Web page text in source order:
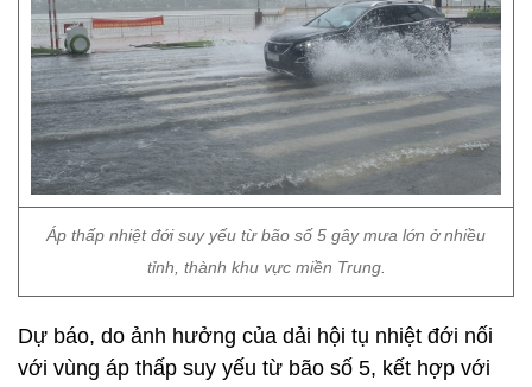
Áp thấp nhiệt đới suy yếu từ bão số 5 gây mưa lớn ở nhiều
tỉnh, thành khu vực miền Trung.
Dự báo, do ảnh hưởng của dải hội tụ nhiệt đới nối
với vùng áp thấp suy yếu từ bão số 5, kết hợp với